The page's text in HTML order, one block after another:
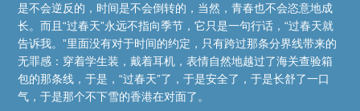
是不会逆反的，时间是不会倒转的，当然，青春也不会恣意地成
长。而且“过春天”永远不指向季节，它只是一句行话，“过春天就
告诉我。”里面没有对于时间的约定，只有跨过那条分界线带来的
无罪感：穿着学生装，戴着耳机，表情自然地越过了海关查验箱
包的那条线，于是，“过春天”了，于是安全了，于是长舒了一口
气，于是那个不下雪的香港在对面了。